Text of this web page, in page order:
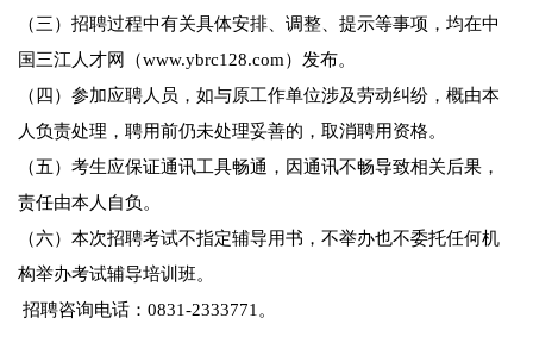
（三）招聘过程中有关具体安排、调整、提示等事项，均在中
国三江人才网（www.ybrc128.com）发布。
（四）参加应聘人员，如与原工作单位涉及劳动纠纷，概由本
人负责处理，聘用前仍未处理妥善的，取消聘用资格。
（五）考生应保证通讯工具畅通，因通讯不畅导致相关后果，
责任由本人自负。
（六）本次招聘考试不指定辅导用书，不举办也不委托任何机
构举办考试辅导培训班。
招聘咨询电话：0831-2333771。